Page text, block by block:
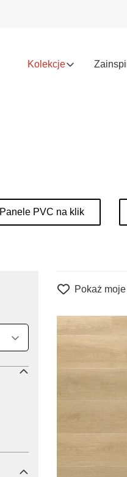
Kolekcje
Panele PVC na klik
Pokaż